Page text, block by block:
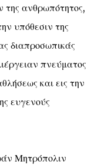
της ανθρωπότητος,
υπόθεσιν της
διαπροσωπικάς
πνεύματος
και εις την
ευγενούς
Μητρόπολιν